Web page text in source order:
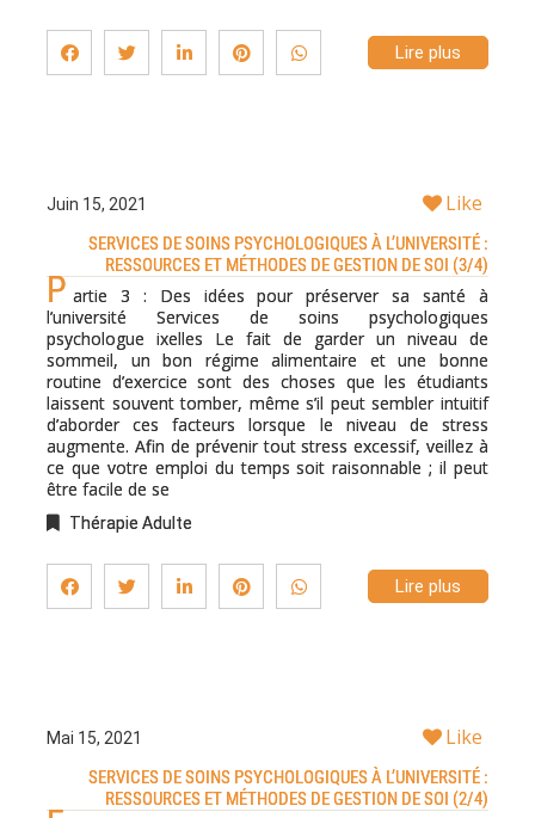
Lire plus
Juin 15, 2021 Like
SERVICES DE SOINS PSYCHOLOGIQUES À L’UNIVERSITÉ :
RESSOURCES ET MÉTHODES DE GESTION DE SOI (3/4)
P artie 3 : Des idées pour préserver sa santé à
l’université Services de soins psychologiques
psychologue ixelles Le fait de garder un niveau de
sommeil, un bon régime alimentaire et une bonne
routine d’exercice sont des choses que les étudiants
laissent souvent tomber, même s’il peut sembler intuitif
d’aborder ces facteurs lorsque le niveau de stress
augmente. Afin de prévenir tout stress excessif, veillez à
ce que votre emploi du temps soit raisonnable ; il peut
être facile de se
Thérapie Adulte
Lire plus
Mai 15, 2021 Like
SERVICES DE SOINS PSYCHOLOGIQUES À L’UNIVERSITÉ :
RESSOURCES ET MÉTHODES DE GESTION DE SOI (2/4)